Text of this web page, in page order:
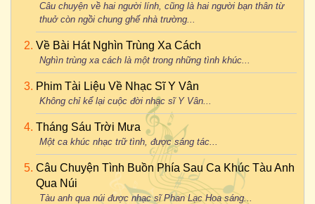
Câu chuyện về hai người lính, cũng là hai người bạn thân từ
thuở còn ngồi chung ghế nhà trường...
Về Bài Hát Nghìn Trùng Xa Cách
Nghìn trùng xa cách là một trong những tình khúc...
Phim Tài Liệu Về Nhạc Sĩ Y Vân
Không chỉ kể lại cuộc đời nhạc sĩ Y Vân...
Tháng Sáu Trời Mưa
Một ca khúc nhạc trữ tình, được sáng tác...
Câu Chuyện Tình Buồn Phía Sau Ca Khúc Tàu Anh
Qua Núi
Tàu anh qua núi được nhạc sĩ Phan Lạc Hoa sáng...